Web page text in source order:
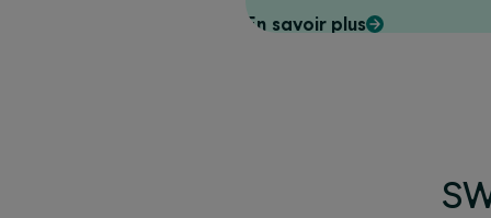
d’améliorer la qualité de
concernées et de
En savoir plus